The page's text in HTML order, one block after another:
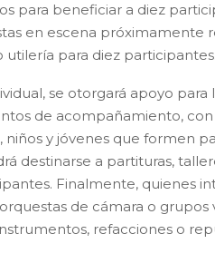
para beneficiar a diez
en escena próximamente
utilería para diez participantes.
se otorgará apoyo
de acompañamiento,
niños y jóvenes que formen
destinarse a partituras,
Finalmente, quienes
de cámara o
refacciones o